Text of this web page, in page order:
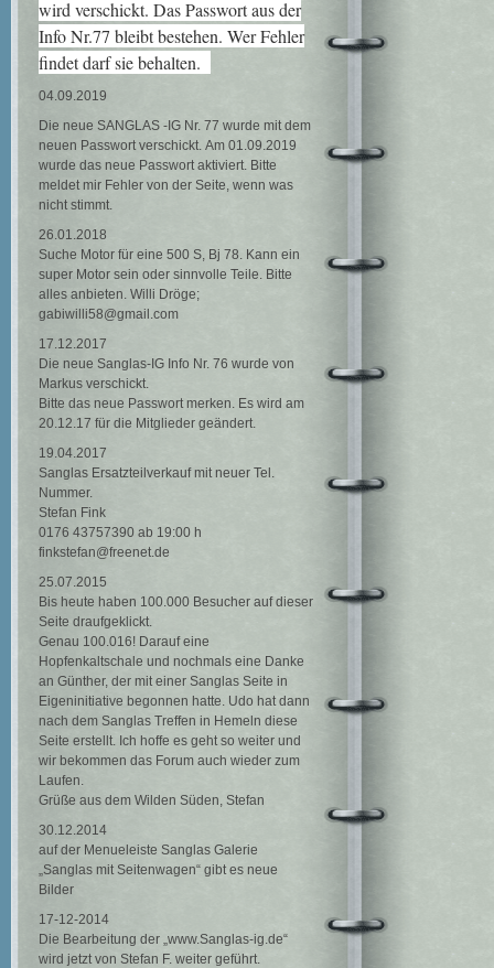
wird verschickt. Das Passwort aus der
Info Nr.77 bleibt bestehen. Wer Fehler
findet darf sie behalten.
04.09.2019
Die neue SANGLAS -IG Nr. 77 wurde mit dem
neuen Passwort verschickt. Am 01.09.2019
wurde das neue Passwort aktiviert. Bitte
meldet mir Fehler von der Seite, wenn was
nicht stimmt.
26.01.2018
Suche Motor für eine 500 S, Bj 78. Kann ein
super Motor sein oder sinnvolle Teile. Bitte
alles anbieten. Willi Dröge;
gabiwilli58@gmail.com
17.12.2017
Die neue Sanglas-IG Info Nr. 76 wurde von
Markus verschickt.
Bitte das neue Passwort merken. Es wird am
20.12.17 für die Mitglieder geändert.
19.04.2017
Sanglas Ersatzteilverkauf mit neuer Tel.
Nummer.
Stefan Fink
0176 43757390 ab 19:00 h
finkstefan@freenet.de
25.07.2015
Bis heute haben 100.000 Besucher auf dieser
Seite draufgeklickt.
Genau 100.016! Darauf eine
Hopfenkaltschale und nochmals eine Danke
an Günther, der mit einer Sanglas Seite in
Eigeninitiative begonnen hatte. Udo hat dann
nach dem Sanglas Treffen in Hemeln diese
Seite erstellt. Ich hoffe es geht so weiter und
wir bekommen das Forum auch wieder zum
Laufen.
Grüße aus dem Wilden Süden, Stefan
30.12.2014
auf der Menueleiste Sanglas Galerie
„Sanglas mit Seitenwagen“ gibt es neue
Bilder
17-12-2014
Die Bearbeitung der „www.Sanglas-ig.de“
wird jetzt von Stefan F. weiter geführt.